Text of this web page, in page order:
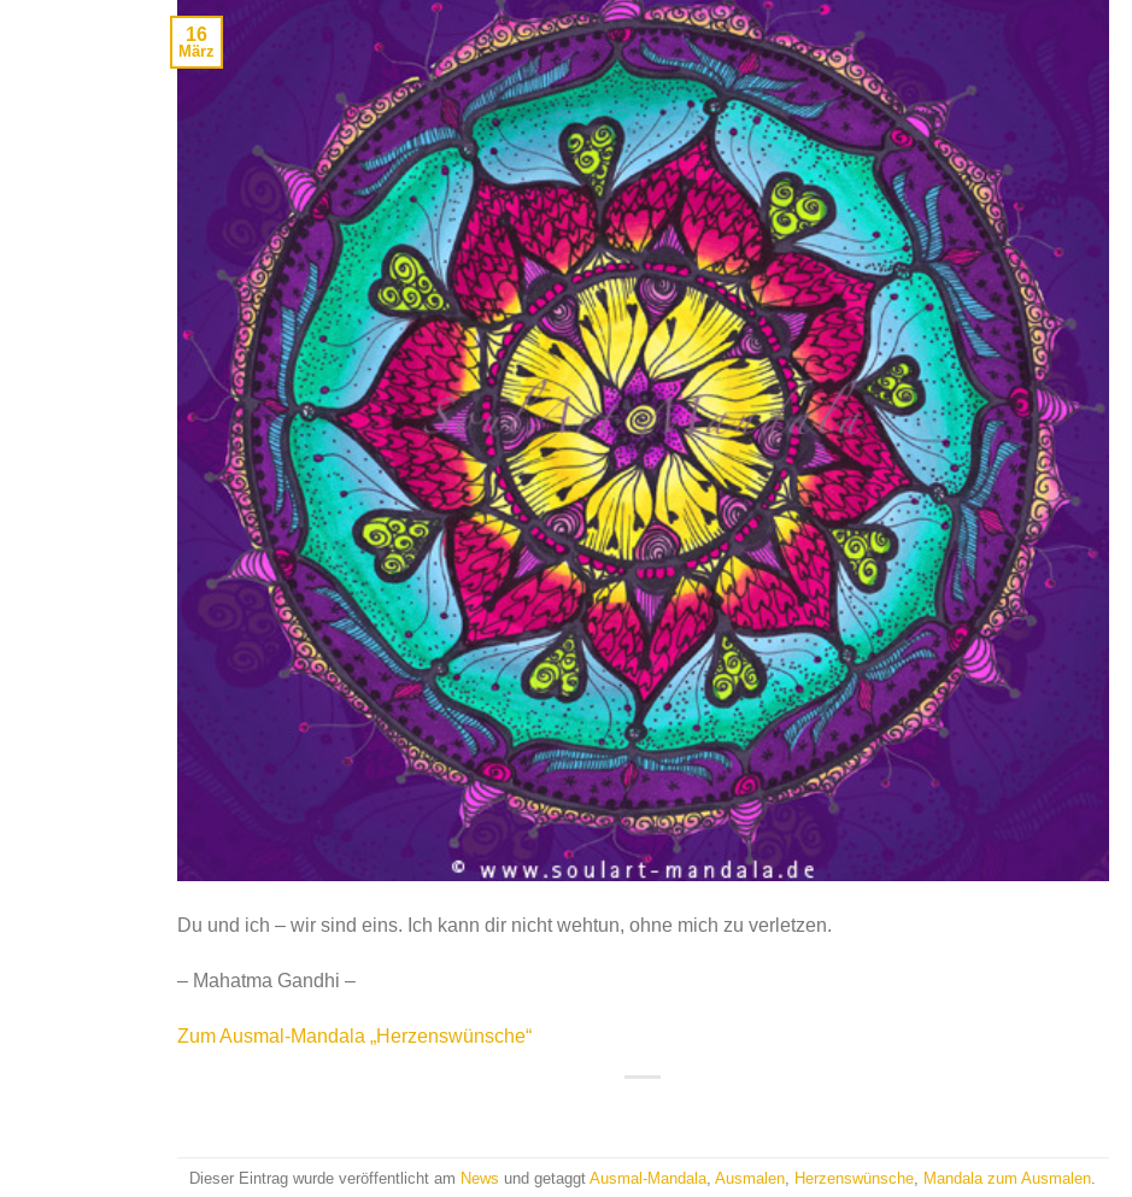
16
März
Du und ich – wir sind eins. Ich kann dir nicht wehtun, ohne mich zu verletzen.
– Mahatma Gandhi –
Zum Ausmal-Mandala „Herzenswünsche“
Dieser Eintrag wurde veröffentlicht am News und getaggtAusmal-Mandala ,Ausmalen Herzenswünsche Mandala zum Ausmalen